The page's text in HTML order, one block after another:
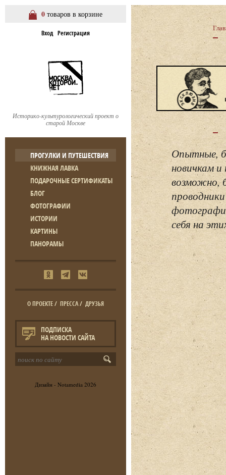
0 товаров в корзине
Вход Регистрация
Историко-культурологический проект о
старой Москве
ПРОГУЛКИ И ПУТЕШЕСТВИЯ
КНИЖНАЯ ЛАВКА
ПОДАРОЧНЫЕ СЕРТИФИКАТЫ
БЛОГ
ФОТОГРАФИИ
ИСТОРИИ
КАРТИНЫ
ПАНОРАМЫ
О ПРОЕКТЕ/ ПРЕССА/ ДРУЗЬЯ
ПОДПИСКА
НА НОВОСТИ САЙТА
Дизайн - Notamedia 2026
Опытные,
новичкам
возможно,
себя на